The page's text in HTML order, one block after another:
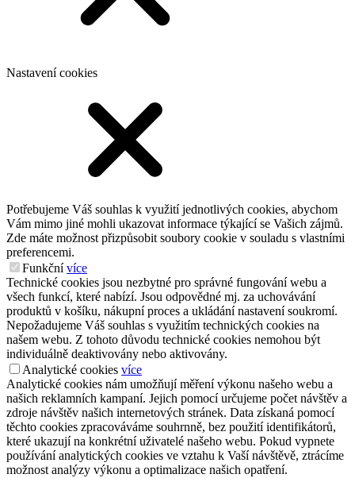
Nastavení cookies
Potřebujeme Váš souhlas k využití jednotlivých cookies, abychom
Vám mimo jiné mohli ukazovat informace týkající se Vašich zájmů.
Zde máte možnost přizpůsobit soubory cookie v souladu s vlastními
preferencemi.
Funkční více
Technické cookies jsou nezbytné pro správné fungování webu a
všech funkcí, které nabízí. Jsou odpovědné mj. za uchovávání
produktů v košíku, nákupní proces a ukládání nastavení soukromí.
Nepožadujeme Váš souhlas s využitím technických cookies na
našem webu. Z tohoto důvodu technické cookies nemohou být
individuálně deaktivovány nebo aktivovány.
Analytické cookies více
Analytické cookies nám umožňují měření výkonu našeho webu a
našich reklamních kampaní. Jejich pomocí určujeme počet návštěv a
zdroje návštěv našich internetových stránek. Data získaná pomocí
těchto cookies zpracováváme souhrnně, bez použití identifikátorů,
které ukazují na konkrétní uživatelé našeho webu. Pokud vypnete
používání analytických cookies ve vztahu k Vaší návštěvě, ztrácíme
možnost analýzy výkonu a optimalizace našich opatření.